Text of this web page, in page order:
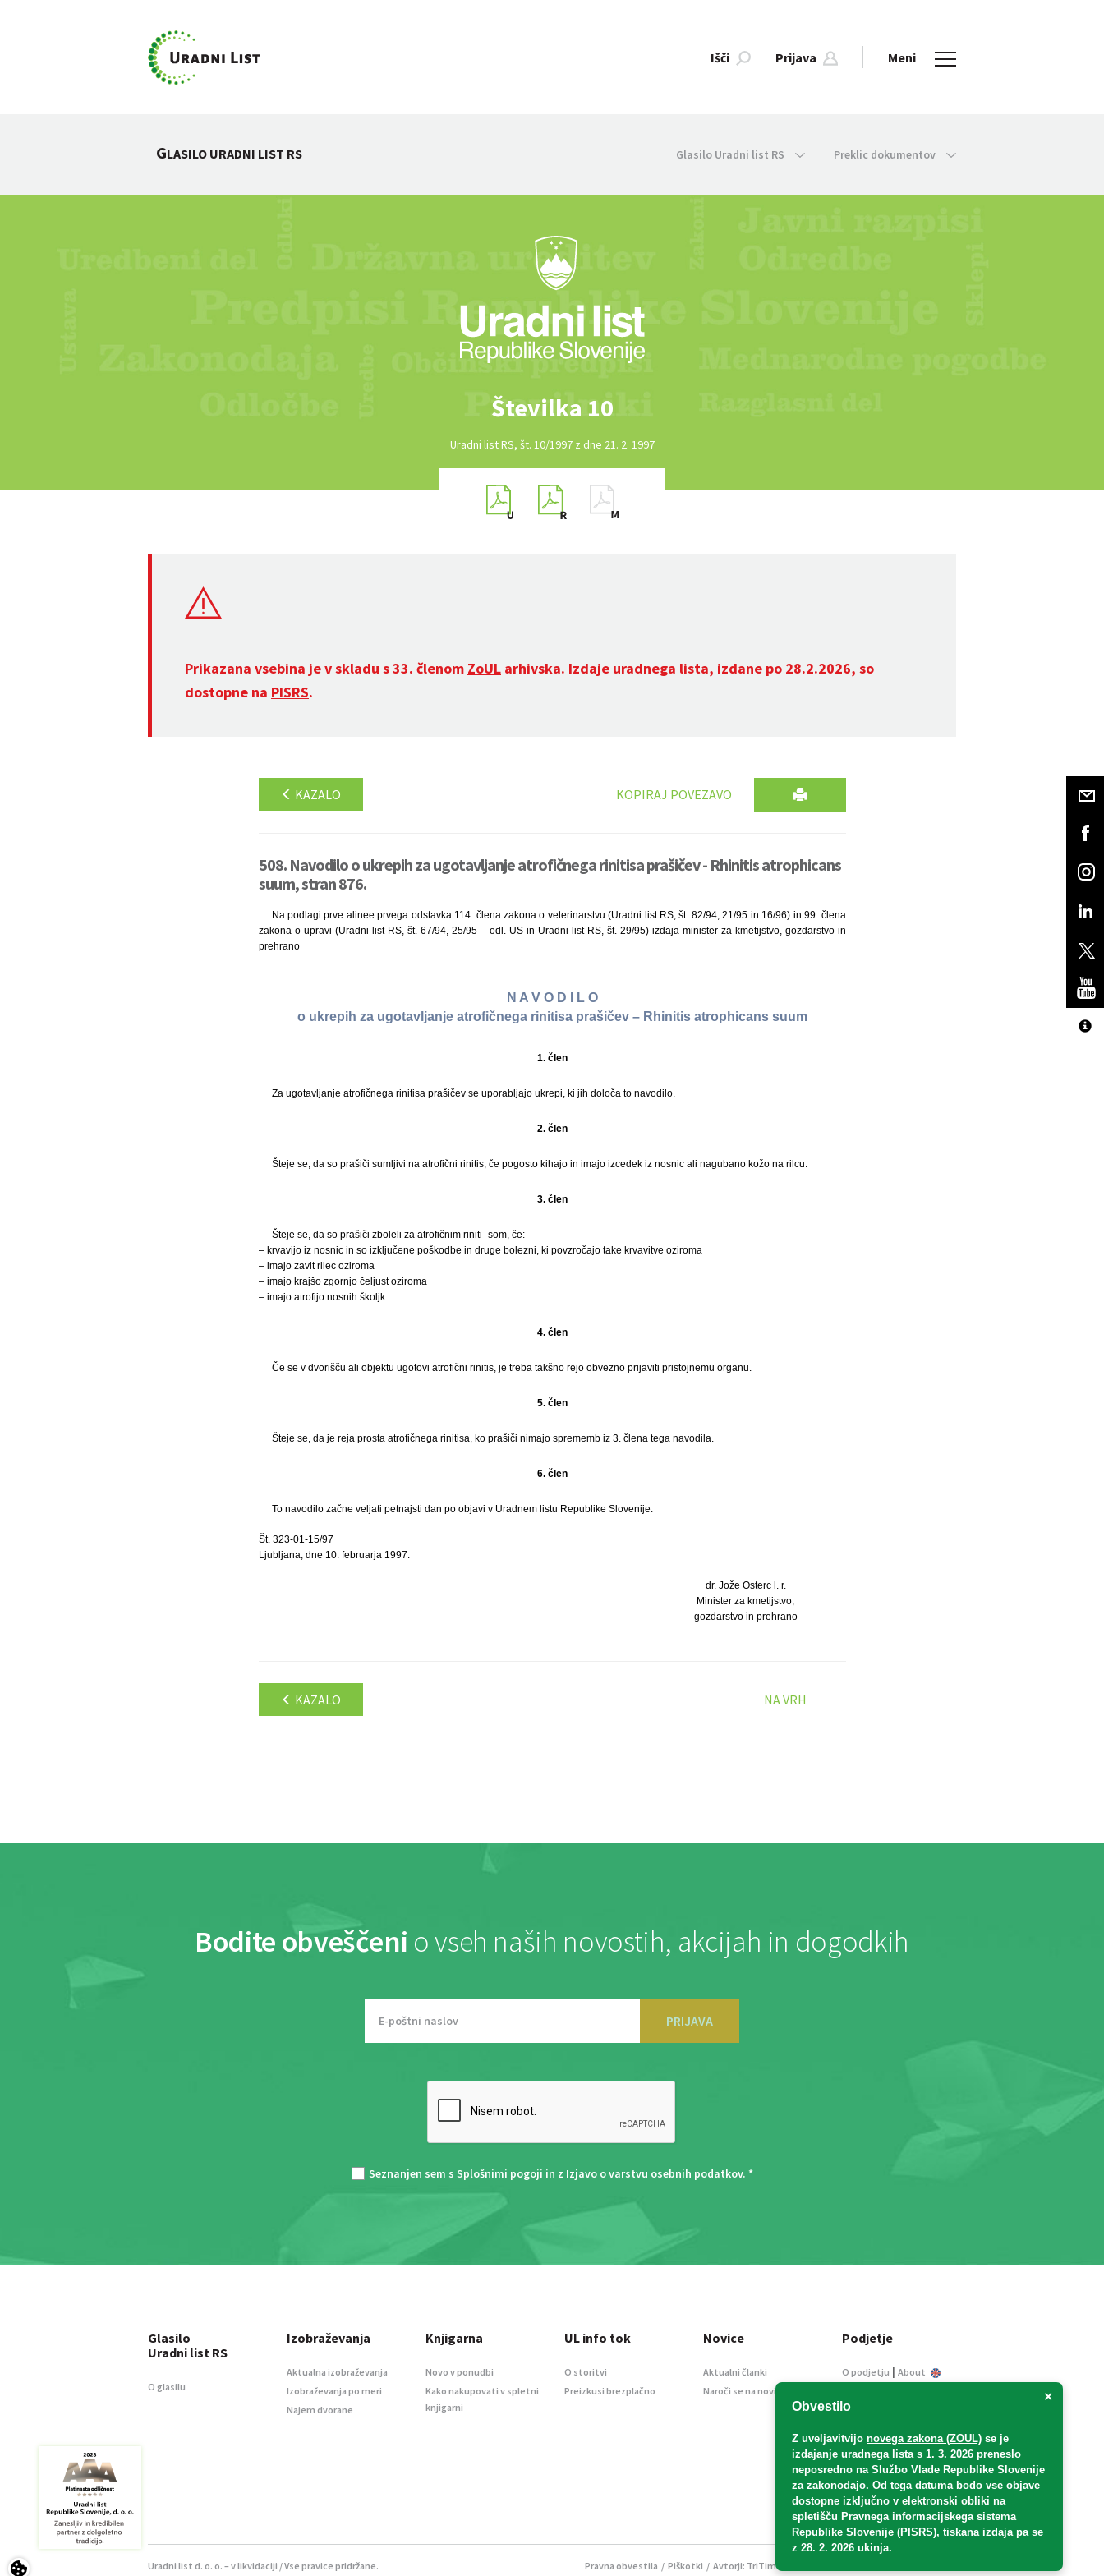
Išči Prijava Meni
GLASILO URADNI LIST RS Glasilo Uradni list RS Preklic dokumentov
Številka 10
Uradni list RS, št. 10/1997 z dne 21. 2. 1997
Prikazana vsebina je v skladu s 33. členom ZoUL arhivska. Izdaje uradnega lista, izdane po 28.2.2026, so
dostopne na PISRS.
KAZALO KOPIRAJ POVEZAVO
508. Navodilo o ukrepih za ugotavljanje atrofičnega rinitisa prašičev - Rhinitis atrophicans
suum, stran 876.
Na podlagi prve alinee prvega odstavka 114. člena zakona o veterinarstvu (Uradni list RS, št. 82/94, 21/95 in 16/96) in 99. člena
zakona o upravi (Uradni list RS, št. 67/94, 25/95 – odl. US in Uradni list RS, št. 29/95) izdaja minister za kmetijstvo, gozdarstvo in
prehrano
N A V O D I L O
o ukrepih za ugotavljanje atrofičnega rinitisa prašičev – Rhinitis atrophicans suum
1. člen
Za ugotavljanje atrofičnega rinitisa prašičev se uporabljajo ukrepi, ki jih določa to navodilo.
2. člen
Šteje se, da so prašiči sumljivi na atrofični rinitis, če pogosto kihajo in imajo izcedek iz nosnic ali nagubano kožo na rilcu.
3. člen
Šteje se, da so prašiči zboleli za atrofičnim riniti- som, če:
– krvavijo iz nosnic in so izključene poškodbe in druge bolezni, ki povzročajo take krvavitve oziroma
– imajo zavit rilec oziroma
– imajo krajšo zgornjo čeljust oziroma
– imajo atrofijo nosnih školjk.
4. člen
Če se v dvorišču ali objektu ugotovi atrofični rinitis, je treba takšno rejo obvezno prijaviti pristojnemu organu.
5. člen
Šteje se, da je reja prosta atrofičnega rinitisa, ko prašiči nimajo sprememb iz 3. člena tega navodila.
6. člen
To navodilo začne veljati petnajsti dan po objavi v Uradnem listu Republike Slovenije.
Št. 323-01-15/97
Ljubljana, dne 10. februarja 1997.
dr. Jože Osterc l. r.
Minister za kmetijstvo,
gozdarstvo in prehrano
KAZALO NA VRH
Bodite obveščeni o vseh naših novostih, akcijah in dogodkih
PRIJAVA
Seznanjen sem s Splošnimi pogoji in z Izjavo o varstvu osebnih podatkov. *
×
Obvestilo
Z uveljavitvijo novega zakona (ZOUL) se je
izdajanje uradnega lista s 1. 3. 2026 preneslo
neposredno na Službo Vlade Republike Slovenije
za zakonodajo. Od tega datuma bodo vse objave
dostopne izključno v elektronski obliki na
spletišču Pravnega informacijskega sistema
Republike Slovenije (PISRS), tiskana izdaja pa se
z 28. 2. 2026 ukinja.
Glasilo
Uradni list RS
O glasilu
Izobraževanja
Aktualna izobraževanja
Izobraževanja po meri
Najem dvorane
Knjigarna
Novo v ponudbi
Kako nakupovati v spletni
knjigarni
UL info tok
O storitvi
Preizkusi brezplačno
Novice
Aktualni članki
Naroči se na novice
Podjetje
O podjetju | About
Informacije javnega
Oglaševanje
Splošni pogoji
Izjava o varstvu osebnih
podatkov
E-dražbe
Uradni list d. o. o. – v likvidaciji / Vse pravice pridržane. Pravna obvestila / Piškotki / Avtorji: TriTim spletna agencija